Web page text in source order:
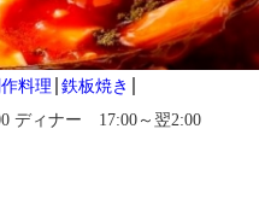
料理 鉄板焼き
ディナー 17:00～翌2:00